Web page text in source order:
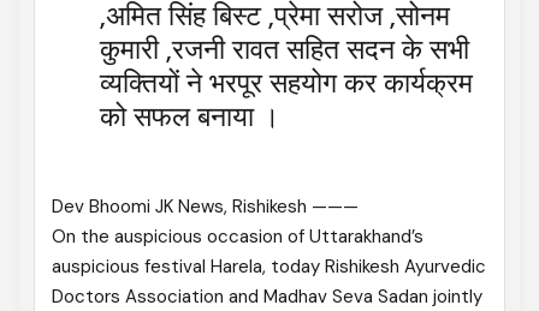
,अमित सिंह बिस्ट ,प्रेमा सरोज ,सोनम
कुमारी ,रजनी रावत सहित सदन के सभी
व्यक्तियों ने भरपूर सहयोग कर कार्यक्रम
को सफल बनाया ।
Dev Bhoomi JK News, Rishikesh ———
On the auspicious occasion of Uttarakhand’s
auspicious festival Harela, today Rishikesh Ayurvedic
Doctors Association and Madhav Seva Sadan jointly